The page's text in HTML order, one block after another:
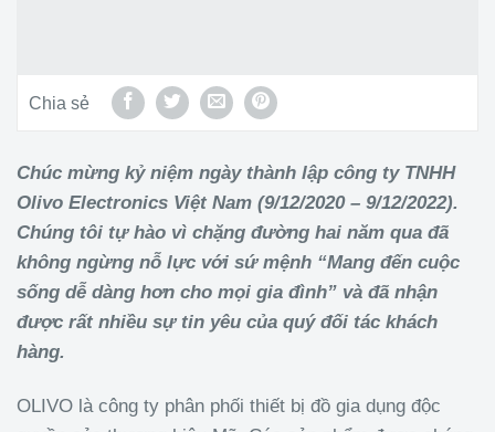
Chia sẻ
Chúc mừng kỷ niệm ngày thành lập công ty TNHH
Olivo Electronics Việt Nam (9/12/2020 – 9/12/2022).
Chúng tôi tự hào vì chặng đường hai năm qua đã
không ngừng nỗ lực với sứ mệnh “Mang đến cuộc
sống dễ dàng hơn cho mọi gia đình” và đã nhận
được rất nhiều sự tin yêu của quý đối tác khách
hàng.
OLIVO là công ty phân phối thiết bị đồ gia dụng độc